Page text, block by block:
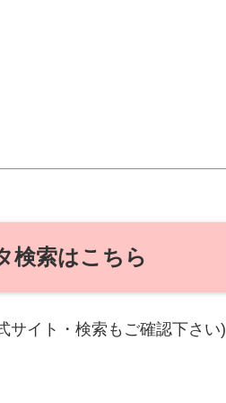
検索はこちら
サイト・検索もご確認下さい)